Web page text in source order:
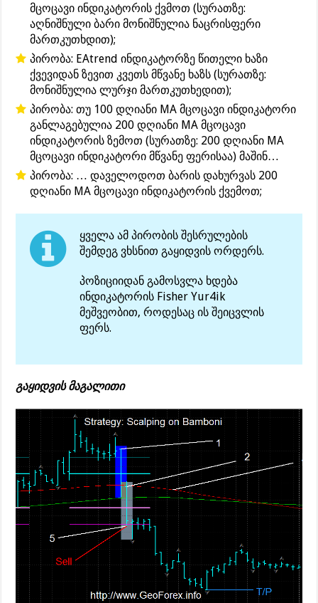
მცოცავი ინდიკატორის ქვმოთ (სურათზე:
აღნიშნული ბარი მონიშნულია ნაცრისფერი
მართკუთხდით);
პირობა: EAtrend ინდიკატორზე წითელი ხაზი
ქვევიდან ზევით კვეთს მწვანე ხაზს (სურათზე:
მონიშნულია ლურჯი მართკუთხედით);
პირობა: თუ 100 დღიანი MA მცოცავი ინდიკატორი
განლაგებულია 200 დღიანი MA მცოცავი
ინდიკატორის ზემოთ (სურათზე: 200 დღიანი MA
მცოცავი ინდიკატორი მწვანე ფერისაა) მაშინ…
პირობა: … დაველოდოთ ბარის დახურვას 200
დღიანი MA მცოცავი ინდიკატორის ქვემოთ;
ყველა ამ პირობის შესრულების
შემდეგ ვხსნით გაყიდვის ორდერს.
პოზიციიდან გამოსვლა ხდება
ინდიკატორის Fisher Yur4ik
მეშვეობით, როდესაც ის შეიცვლის
ფერს.
გაყიდვის მაგალითი